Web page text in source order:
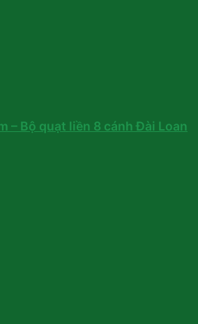
– Bộ quạt liền 8 cánh Đài Loan